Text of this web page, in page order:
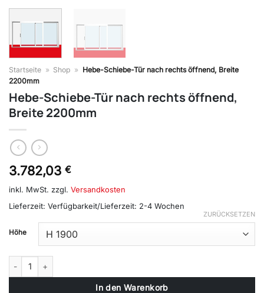
Startseite » Shop » Hebe-Schiebe-Tür nach rechts öffnend, Breite
2200mm
Hebe-Schiebe-Tür nach rechts öffnend,
Breite 2200mm
3.782,03 €
inkl. MwSt. zzgl. Versandkosten
Lieferzeit: Verfügbarkeit/Lieferzeit: 2-4 Wochen
Höhe
ZURÜCKSETZEN
Hebe-Schiebe-Tür nach rechts öffnend, Breite 2200mm Menge
In den Warenkorb